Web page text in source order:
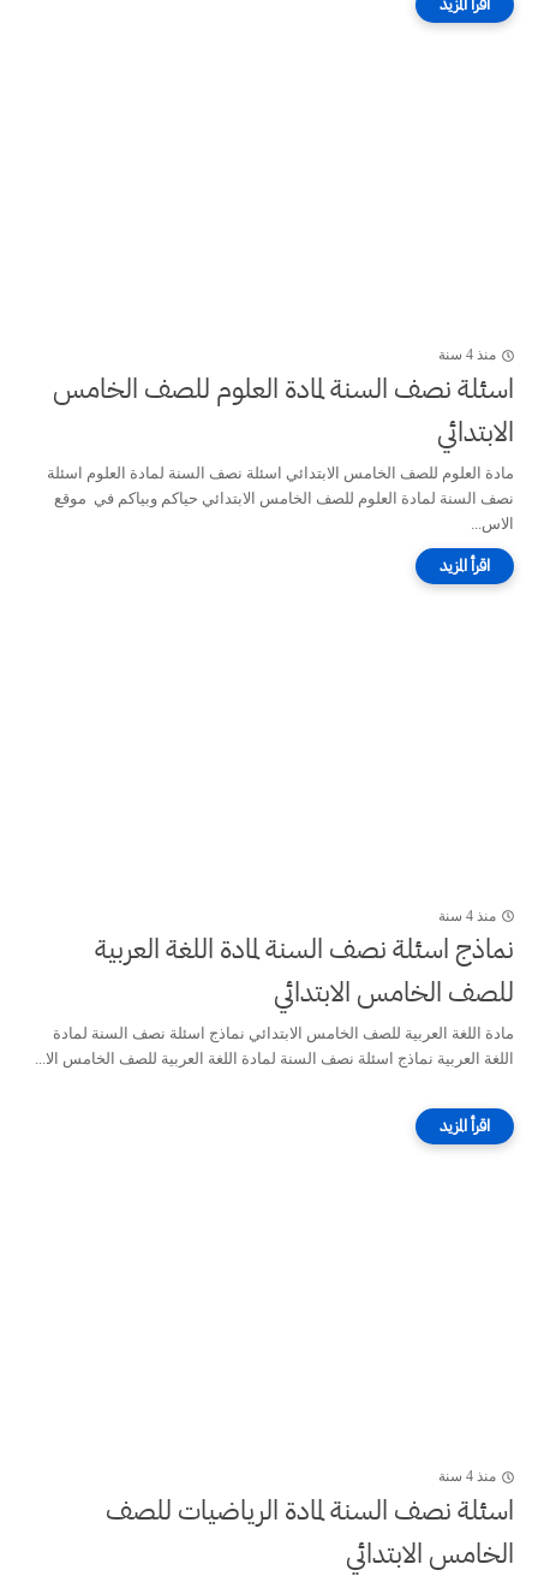
منذ 4 سنة
اسئلة نصف السنة لمادة العلوم للصف الخامس
الابتدائي
مادة العلوم للصف الخامس الابتدائي اسئلة نصف السنة لمادة العلوم اسئلة
نصف السنة لمادة العلوم للصف الخامس الابتدائي حياكم وبياكم في موقع
الاس...
منذ 4 سنة
نماذج اسئلة نصف السنة لمادة اللغة العربية
للصف الخامس الابتدائي
مادة اللغة العربية للصف الخامس الابتدائي نماذج اسئلة نصف السنة لمادة
اللغة العربية نماذج اسئلة نصف السنة لمادة اللغة العربية للصف الخامس الا...
منذ 4 سنة
اسئلة نصف السنة لمادة الرياضيات للصف
الخامس الابتدائي